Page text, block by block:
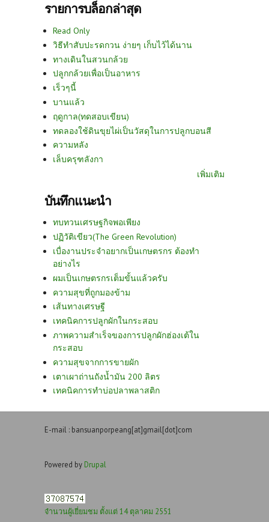
รายการบล็อกล่าสุด
Read Only
วิธีทำสับปะรดกวน ง่ายๆ เก็บไว้ได้นาน
ทางเดินในสวนกล้วย
ปลูกกล้วยเพื่อเป็นอาหาร
เร็วๆนี้
บานแล้ว
ฤดูกาล(ทดสอบเขียน)
ทดลองใช้ดินขุยไผ่เป็นวัสดุในการปลูกบอนสี
ความหลัง
เล็บครุฑลังกา
เพิ่มเติม
บันทึกแนะนำ
ทบทวนเศรษฐกิจพอเพียง
ปฏิวัติเขียว(The Green Revolution)
เบื่องานประจำอยากเป็นเกษตรกร ต้องทำ
อย่างไร
ผมเป็นเกษตรกรเต็มขั้นแล้วครับ
ความสุขที่ถูกมองข้าม
เส้นทางเศรษฐี
เทคนิคการปลูกผักในกระสอบ
ภาพความสำเร็จของการปลูกผักฮ่องเต้ใน
กระสอบ
ความสุขจากการขายผัก
เตาเผาถ่านถังน้ำมัน 200 ลิตร
เทคนิคการทำบ่อปลาพลาสติก
E-mail : bansuanporpeang[at]gmail[dot]com
Powered by Drupal
จำนวนผู้เยี่ยมชม ตั้งแต่ 14 ตุลาคม 2551